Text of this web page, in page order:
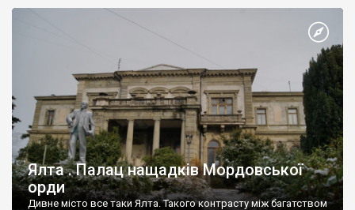
Ялта . Палац нащадків Мордовської
орди
Дивне місто все таки Ялта. Такого контрасту між багатством